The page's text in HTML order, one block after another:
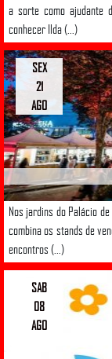
a sorte como ajudante
conhecer Ilda (...)
Nos jardins do Palácio
combina os stands de
encontros (...)
SEX
21
AGO
SAB
08
AGO